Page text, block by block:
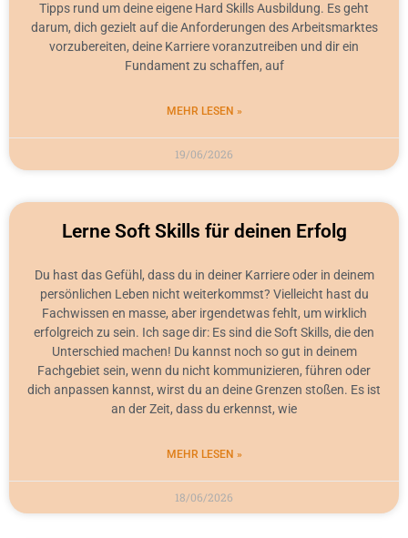
Tipps rund um deine eigene Hard Skills Ausbildung. Es geht
darum, dich gezielt auf die Anforderungen des Arbeitsmarktes
vorzubereiten, deine Karriere voranzutreiben und dir ein
Fundament zu schaffen, auf
MEHR LESEN »
19/06/2026
Lerne Soft Skills für deinen Erfolg
Du hast das Gefühl, dass du in deiner Karriere oder in deinem
persönlichen Leben nicht weiterkommst? Vielleicht hast du
Fachwissen en masse, aber irgendetwas fehlt, um wirklich
erfolgreich zu sein. Ich sage dir: Es sind die Soft Skills, die den
Unterschied machen! Du kannst noch so gut in deinem
Fachgebiet sein, wenn du nicht kommunizieren, führen oder
dich anpassen kannst, wirst du an deine Grenzen stoßen. Es ist
an der Zeit, dass du erkennst, wie
MEHR LESEN »
18/06/2026